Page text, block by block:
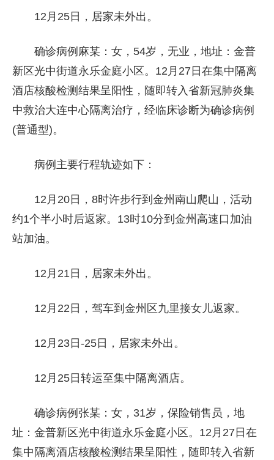
12月25日，居家未外出。
确诊病例麻某：女，54岁，无业，地址：金普
新区光中街道永乐金庭小区。12月27日在集中隔离
酒店核酸检测结果呈阳性，随即转入省新冠肺炎集
中救治大连中心隔离治疗，经临床诊断为确诊病例
(普通型)。
病例主要行程轨迹如下：
12月20日，8时许步行到金州南山爬山，活动
约1个半小时后返家。13时10分到金州高速口加油
站加油。
12月21日，居家未外出。
12月22日，驾车到金州区九里接女儿返家。
12月23日-25日，居家未外出。
12月25日转运至集中隔离酒店。
确诊病例张某：女，31岁，保险销售员，地
址：金普新区光中街道永乐金庭小区。12月27日在
集中隔离酒店核酸检测结果呈阳性，随即转入省新